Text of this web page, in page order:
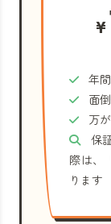
¥
年
面
万
保
際は、
ります